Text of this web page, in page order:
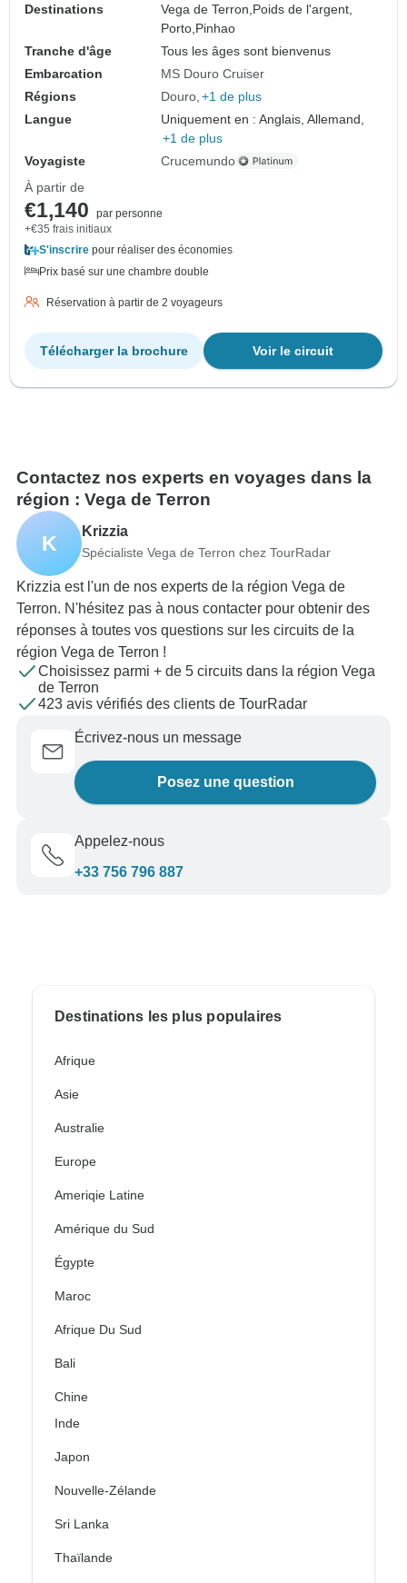
Destinations
Vega de Terron, Poids de l'argent,
Porto, Pinhao
Tranche d'âge
Tous les âges sont bienvenus
Embarcation
MS Douro Cruiser
Régions
Douro +1 de plus
Langue
Uniquement en : Anglais, Allemand,
+1 de plus
Voyagiste
Crucemundo
À partir de
€1,140
par personne
+€35 frais initiaux
S'inscrire pour réaliser des économies
Prix basé sur une chambre double
Réservation à partir de 2 voyageurs
Voir le circuit
Télécharger la brochure
Contactez nos experts en voyages dans la
région : Vega de Terron
K Krizzia
Spécialiste Vega de Terron chez TourRadar
Krizzia est l'un de nos experts de la région Vega de
Terron. N'hésitez pas à nous contacter pour obtenir des
réponses à toutes vos questions sur les circuits de la
région Vega de Terron !
Choisissez parmi + de 5 circuits dans la région Vega
de Terron
423 avis vérifiés des clients de TourRadar
Écrivez-nous un message
Posez une question
Appelez-nous
+33 756 796 887
Destinations les plus populaires
Afrique
Asie
Australie
Europe
Ameriqie Latine
Amérique du Sud
Égypte
Maroc
Afrique Du Sud
Bali
Chine
Inde
Japon
Nouvelle-Zélande
Sri Lanka
Thaïlande